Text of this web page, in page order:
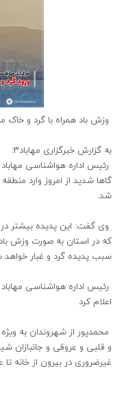
وزش باد همراه با گرد و خاک
به گزارش خبرگزاری مهاباد۳:
رئیس اداره هواشناسی
گا‌ها شدید از امروز وارد
شد.
وی گفت: این پدیده بیشتر
که در استان به صورت وزش
سبب پدیده گرد و غبار
اعلام کرد
محمدپور از شهروندان به
و قلبی و عروقی و جانبازان
غیرضروری در بیرون از خانه